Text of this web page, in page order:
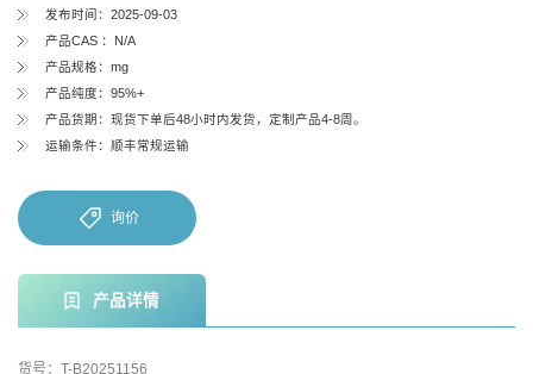
发布时间：2025-09-03
产品CAS ：N/A
产品规格：mg
产品纯度：95%+
产品货期：现货下单后48小时内发货，定制产品4-8周。
运输条件：顺丰常规运输
询价
产品详情
货号：T-B20251156